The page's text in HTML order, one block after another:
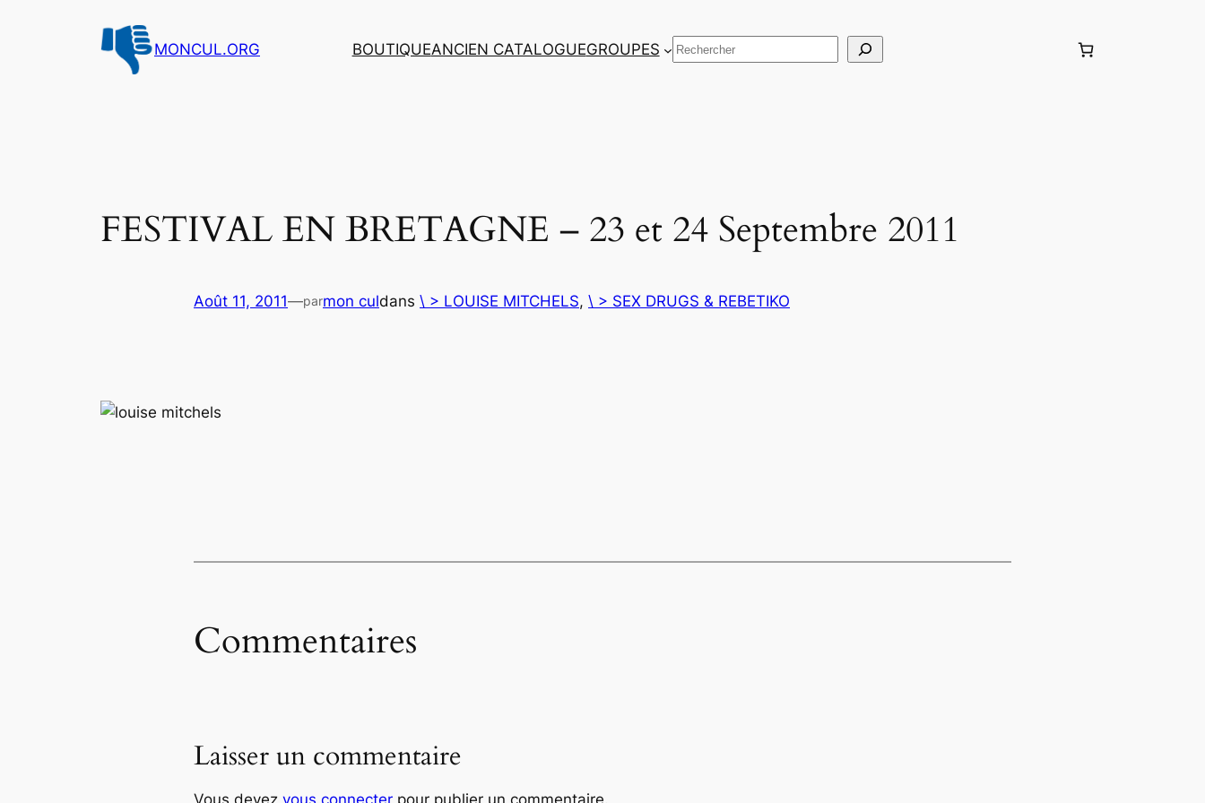
MONCUL.ORG BOUTIQUEANCIEN CATALOGUEGROUPES Rechercher
FESTIVAL EN BRETAGNE – 23 et 24 Septembre 2011
Août 11, 2011—parmon culdans \ > LOUISE MITCHELS, \ > SEX DRUGS & REBETIKO
Commentaires
Laisser un commentaire
Vous devez vous connecter pour publier un commentaire.